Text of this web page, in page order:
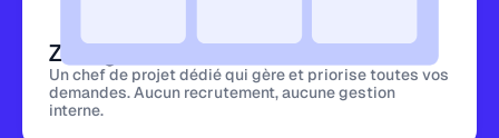
Zéro gestion interne
Un chef de projet dédié qui gère et priorise toutes vos
demandes. Aucun recrutement, aucune gestion
interne.